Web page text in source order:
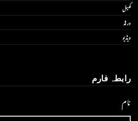
کھیل
ورلڈ
ویڈیو
رابطہ فارم
نام